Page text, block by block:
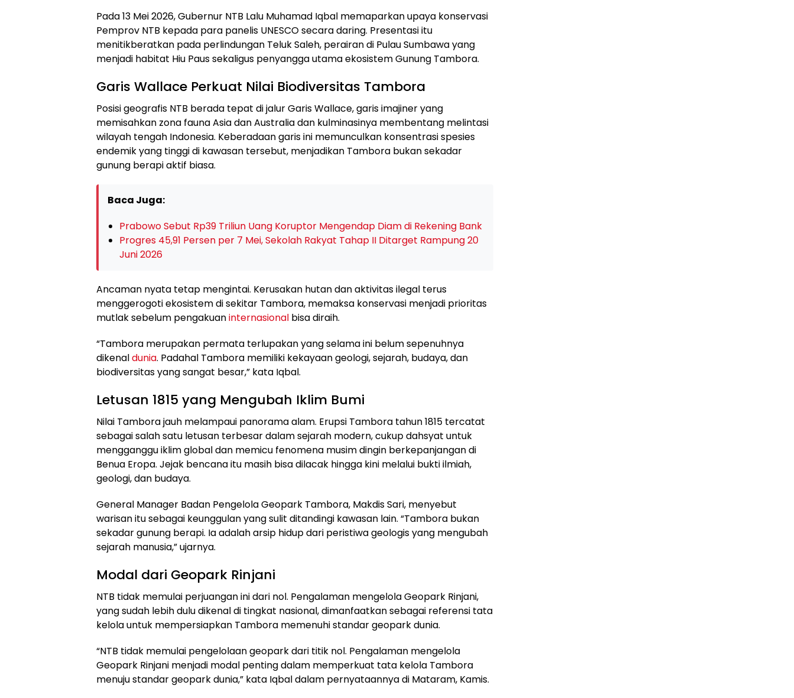
Pada 13 Mei 2026, Gubernur NTB Lalu Muhamad Iqbal memaparkan upaya konservasi
Pemprov NTB kepada para panelis UNESCO secara daring. Presentasi itu
menitikberatkan pada perlindungan Teluk Saleh, perairan di Pulau Sumbawa yang
menjadi habitat Hiu Paus sekaligus penyangga utama ekosistem Gunung Tambora.
Garis Wallace Perkuat Nilai Biodiversitas Tambora
Posisi geografis NTB berada tepat di jalur Garis Wallace, garis imajiner yang
memisahkan zona fauna Asia dan Australia dan kulminasinya membentang melintasi
wilayah tengah Indonesia. Keberadaan garis ini memunculkan konsentrasi spesies
endemik yang tinggi di kawasan tersebut, menjadikan Tambora bukan sekadar
gunung berapi aktif biasa.
Baca Juga:
Prabowo Sebut Rp39 Triliun Uang Koruptor Mengendap Diam di Rekening Bank
Progres 45,91 Persen per 7 Mei, Sekolah Rakyat Tahap II Ditarget Rampung 20
Juni 2026
Ancaman nyata tetap mengintai. Kerusakan hutan dan aktivitas ilegal terus
menggerogoti ekosistem di sekitar Tambora, memaksa konservasi menjadi prioritas
mutlak sebelum pengakuaninternasional bisa diraih.
“Tambora merupakan permata terlupakan yang selama ini belum sepenuhnya
dikenaldunia. Padahal Tambora memiliki kekayaan geologi, sejarah, budaya, dan
biodiversitas yang sangat besar,” kata Iqbal.
Letusan 1815 yang Mengubah Iklim Bumi
Nilai Tambora jauh melampaui panorama alam. Erupsi Tambora tahun 1815 tercatat
sebagai salah satu letusan terbesar dalam sejarah modern, cukup dahsyat untuk
mengganggu iklim global dan memicu fenomena musim dingin berkepanjangan di
Benua Eropa. Jejak bencana itu masih bisa dilacak hingga kini melalui bukti ilmiah,
geologi, dan budaya.
General Manager Badan Pengelola Geopark Tambora, Makdis Sari, menyebut
warisan itu sebagai keunggulan yang sulit ditandingi kawasan lain. “Tambora bukan
sekadar gunung berapi. Ia adalah arsip hidup dari peristiwa geologis yang mengubah
sejarah manusia,” ujarnya.
Modal dari Geopark Rinjani
NTB tidak memulai perjuangan ini dari nol. Pengalaman mengelola Geopark Rinjani,
yang sudah lebih dulu dikenal di tingkat nasional, dimanfaatkan sebagai referensi tata
kelola untuk mempersiapkan Tambora memenuhi standar geopark dunia.
“NTB tidak memulai pengelolaan geopark dari titik nol. Pengalaman mengelola
Geopark Rinjani menjadi modal penting dalam memperkuat tata kelola Tambora
menuju standar geopark dunia,” kata Iqbal dalam pernyataannya di Mataram, Kamis.